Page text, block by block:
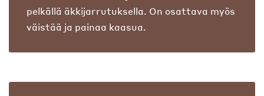
pelkällä äkkijarrutuksella. On osattava myös
väistää ja painaa kaasua.